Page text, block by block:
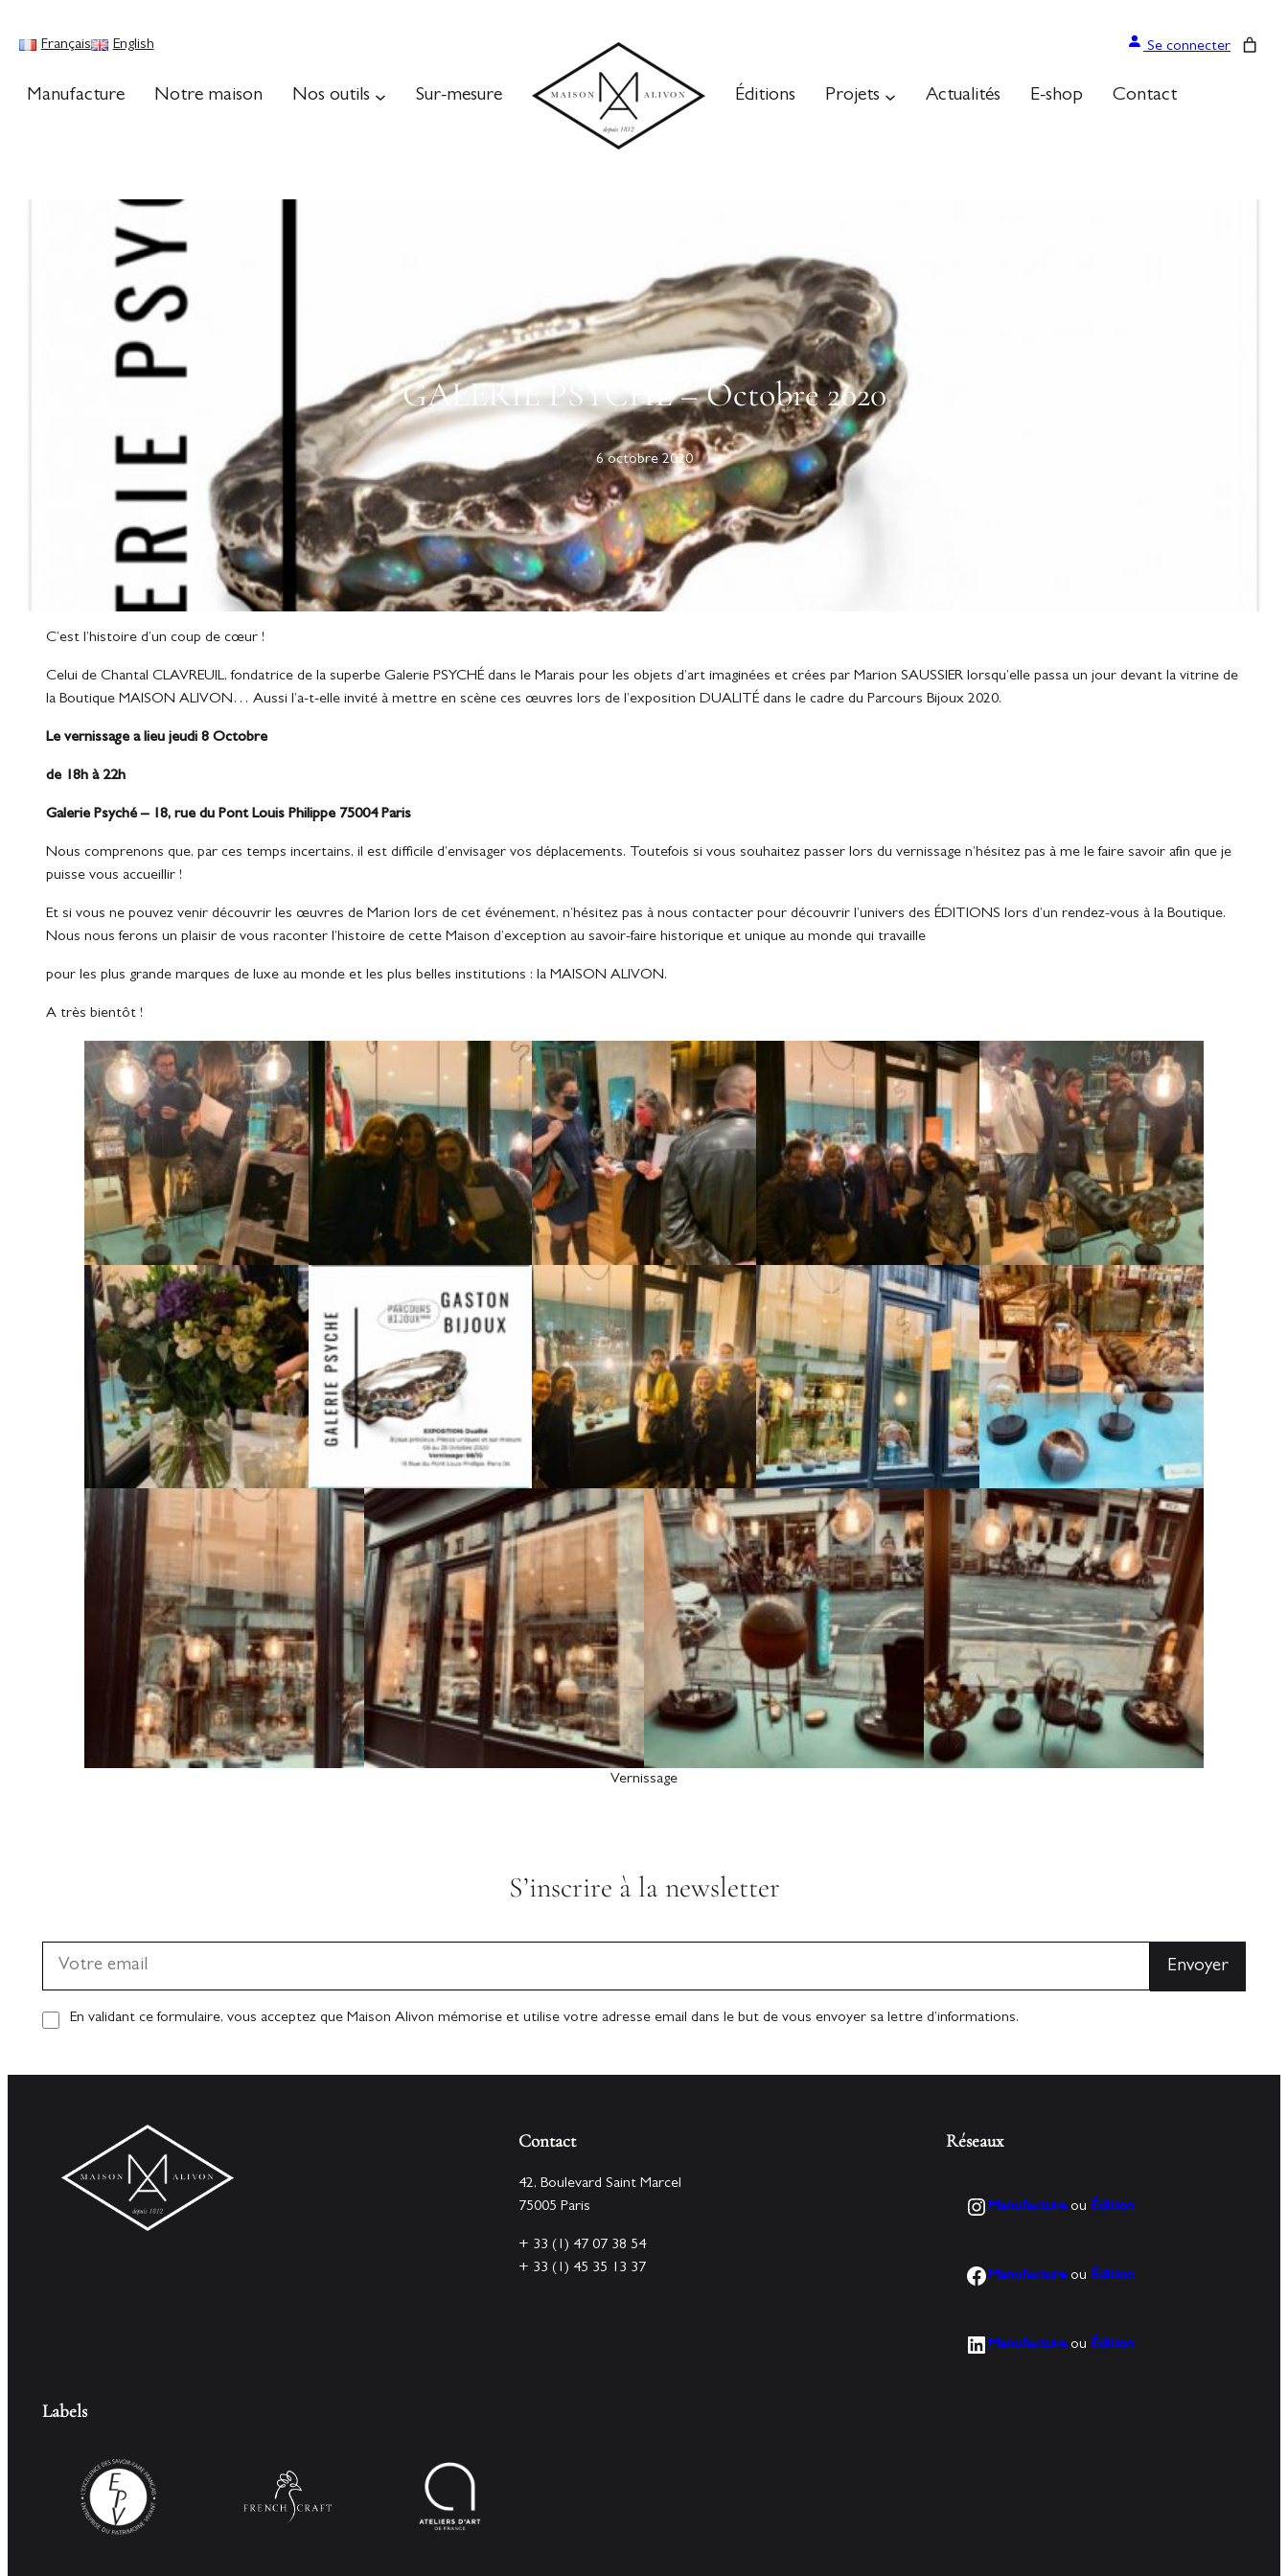
Français English Se connecter
Manufacture Notre maison Nos outils Sur-mesure Éditions Projets Actualités E-shop Contact
GALERIE PSYCHÉ – Octobre 2020
6 octobre 2020
C’est l’histoire d’un coup de cœur !
Celui de Chantal CLAVREUIL, fondatrice de la superbe Galerie PSYCHÉ dans le Marais pour les objets d’art imaginées et crées par Marion SAUSSIER lorsqu’elle passa un jour devant la vitrine de
la Boutique MAISON ALIVON… Aussi l’a-t-elle invité à mettre en scène ces œuvres lors de l’exposition DUALITÉ dans le cadre du Parcours Bijoux 2020.
Le vernissage a lieu jeudi 8 Octobre
de 18h à 22h
Galerie Psyché – 18, rue du Pont Louis Philippe 75004 Paris
Nous comprenons que, par ces temps incertains, il est difficile d’envisager vos déplacements. Toutefois si vous souhaitez passer lors du vernissage n’hésitez pas à me le faire savoir afin que je
puisse vous accueillir !
Et si vous ne pouvez venir découvrir les œuvres de Marion lors de cet événement, n’hésitez pas à nous contacter pour découvrir l’univers des ÉDITIONS lors d’un rendez-vous à la Boutique.
Nous nous ferons un plaisir de vous raconter l’histoire de cette Maison d’exception au savoir-faire historique et unique au monde qui travaille
pour les plus grande marques de luxe au monde et les plus belles institutions : la MAISON ALIVON.
A très bientôt !
Vernissage
S’inscrire à la newsletter
En validant ce formulaire, vous acceptez que Maison Alivon mémorise et utilise votre adresse email dans le but de vous envoyer sa lettre d’informations.
Contact
42, Boulevard Saint Marcel
75005 Paris
+ 33 (1) 47 07 38 54
+ 33 (1) 45 35 13 37
Réseaux
Instagram
Manufactureou Édition
Facebook
Manufactureou Édition
LinkedIn
Manufactureou Édition
Labels